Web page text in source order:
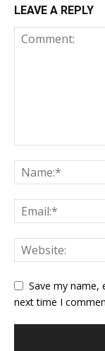
LEAVE A REPLY
Save my name,
next time I